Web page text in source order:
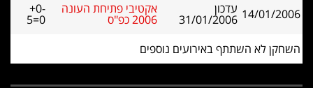
14/01/2006 עדכון
31/01/2006
אקטיבי פתיחת העונה
2006 כפ"ס
+0-
5=0
השחקן לא השתתף באירועים נוספים